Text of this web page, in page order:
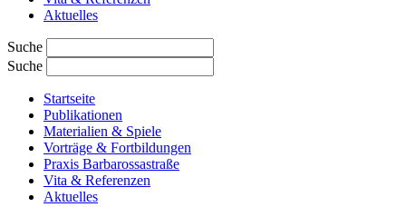
Aktuelles
Suche
Suche
Startseite
Publikationen
Materialien & Spiele
Vorträge & Fortbildungen
Praxis Barbarossastraße
Vita & Referenzen
Aktuelles